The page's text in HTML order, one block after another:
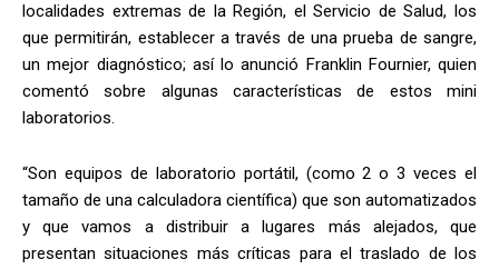
localidades extremas de la Región, el Servicio de Salud, los
que permitirán, establecer a través de una prueba de sangre,
un mejor diagnóstico; así lo anunció Franklin Fournier, quien
comentó sobre algunas características de estos mini
laboratorios.
“Son equipos de laboratorio portátil, (como 2 o 3 veces el
tamaño de una calculadora científica) que son automatizados
y que vamos a distribuir a lugares más alejados, que
presentan situaciones más críticas para el traslado de los